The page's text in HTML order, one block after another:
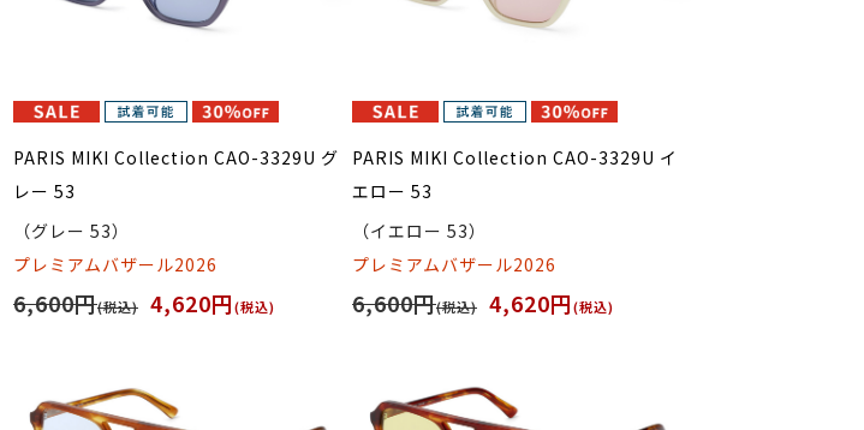
PARIS MIKI Collection CAO-3329U グ
レー 53
（グレー 53）
プレミアムバザール2026
6,600円(税込) 4,620円(税込)
PARIS MIKI Collection CAO-3329U イ
エロー 53
（イエロー 53）
プレミアムバザール2026
6,600円(税込) 4,620円(税込)